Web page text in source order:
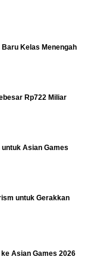
Kelas Menengah
Rp722 Miliar
untuk Asian Games
untuk Gerakkan
Asian Games 2026